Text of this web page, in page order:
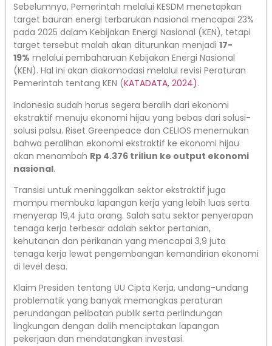
Sebelumnya, Pemerintah melalui KESDM menetapkan
target bauran energi terbarukan nasional mencapai 23%
pada 2025 dalam Kebijakan Energi Nasional (KEN), tetapi
target tersebut malah akan diturunkan menjadi 17-
19% melalui pembaharuan Kebijakan Energi Nasional
(KEN). Hal ini akan diakomodasi melalui revisi Peraturan
Pemerintah tentang KEN (KATADATA, 2024).
Indonesia sudah harus segera beralih dari ekonomi
ekstraktif menuju ekonomi hijau yang bebas dari solusi-
solusi palsu. Riset Greenpeace dan CELIOS menemukan
bahwa peralihan ekonomi ekstraktif ke ekonomi hijau
akan menambah Rp 4.376 triliun ke output ekonomi
nasional.
Transisi untuk meninggalkan sektor ekstraktif juga
mampu membuka lapangan kerja yang lebih luas serta
menyerap 19,4 juta orang. Salah satu sektor penyerapan
tenaga kerja terbesar adalah sektor pertanian,
kehutanan dan perikanan yang mencapai 3,9 juta
tenaga kerja lewat pengembangan kemandirian ekonomi
di level desa.
Klaim Presiden tentang UU Cipta Kerja, undang-undang
problematik yang banyak memangkas peraturan
perundangan pelibatan publik serta perlindungan
lingkungan dengan dalih menciptakan lapangan
pekerjaan dan mendatangkan investasi.